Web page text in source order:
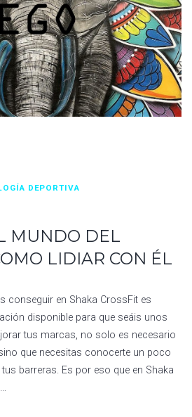
DEPORTIVA
MUNDO DEL
LIDIAR CON ÉL
conseguir en Shaka CrossFit es
disponible para que seáis unos
tus marcas, no solo es necesario
que necesitas conocerte un poco
barreras. Es por eso que en Shaka